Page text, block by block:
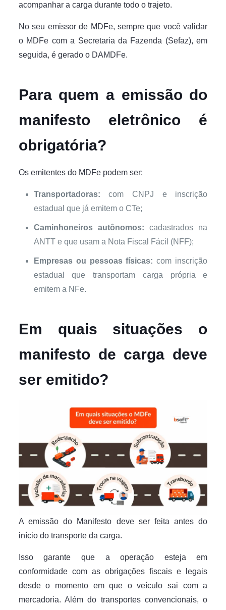
acompanhar a carga durante todo o trajeto.
No seu emissor de MDFe, sempre que você validar
o MDFe com a Secretaria da Fazenda (Sefaz), em
seguida, é gerado o DAMDFe.
Para quem a emissão do
manifesto eletrônico é
obrigatória?
Os emitentes do MDFe podem ser:
Transportadoras: com CNPJ e inscrição
estadual que já emitem o CTe;
Caminhoneiros autônomos: cadastrados na
ANTT e que usam a Nota Fiscal Fácil (NFF);
Empresas ou pessoas físicas: com inscrição
estadual que transportam carga própria e
emitem a NFe.
Em quais situações o
manifesto de carga deve
ser emitido?
A emissão do Manifesto deve ser feita antes do
início do transporte da carga.
Isso garante que a operação esteja em
conformidade com as obrigações fiscais e legais
desde o momento em que o veículo sai com a
mercadoria. Além do transportes convencionais, o